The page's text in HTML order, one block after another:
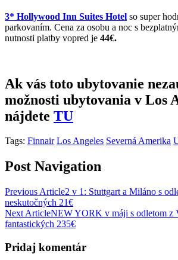
3* Hollywood Inn Suites Hotel so super
parkovaním. Cena za osobu a noc s
nutnosti platby vopred je 44€.
Ak vás toto ubytovanie
možnosti ubytovania v Los
nájdete TU
Tags: Finnair Los Angeles Severná Amerika
Post Navigation
Previous Article2 v 1: Stuttgart a Miláno s
neskutočných 21€
Next ArticleNEW YORK v máji s odletom z
fantastických 235€
Pridaj komentár